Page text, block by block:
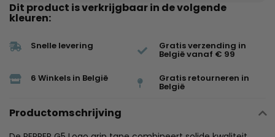
Dit product is verkrijgbaar in de volgende
kleuren:
Snelle levering Gratis verzending in
België vanaf € 99
6 Winkels in België Gratis retourneren in
België
Productomschrijving